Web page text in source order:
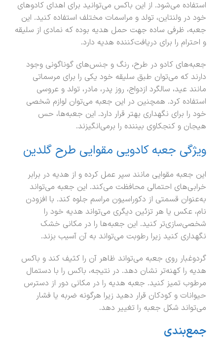
استفاده می‌شود. از این باکس می‌توانید برای اهدای کادوهای
خود در ولنتاین، تولد و مراسمات مختلف استفاده کنید. این
جعبه، ظرفی ساده جهت حمل هدیه بوده که نمادی از سلیقه
و احترام را برای دریافت‌کننده هدیه دارد.
جعبه‌های کادو در طرح، رنگ و جنس‌های گوناگونی وجود
دارند که می‌توان طبق سلیقه خود یکی را برای مرسماتی
مانند عید، سالگرد ازدواج، روز پدر، مادر، تولد و عروسی
استفاده کرد. همچنین در این جعبه می‌توان لوازم شخصی
خود را برای نگهداری بهتر قرار دارد. این جعبه‌ها، حس
هیجان و کنجکاوی بیننده را برمی‌انگیزند.
ویژگی جعبه کادویی مقوایی طرح گلدین
این جعبه مقوایی مانند سپر عمل کرده و از هدیه در برابر
خرابی‌های احتمالی محافظت می‌کند. این جعبه می‌تواند
به‌عنوان قسمتی از دکوراسیون مراسم جلوه کند. با افزودن
نام، عکس یا هر تزئین دیگری می‌تواند هدیه خود را
شخصی‌سازی‌تر کنید. این جعبه‌ها را در مکانی خشک
نگهداری کنید زیرا رطوبت می‌تواند به آن آسیب بزند.
گردوغبار روی جعبه می‌تواند ظاهر آن را کثیف کند و باکس
هدیه را کهنه‌تر نشان دهد. در نتیجه، باکس را با دستمال
مرطوب تمیز کنید. جعبه هدیه را در مکانی دور از دسترس
حیوانات و کودکان قرار دهید زیرا هرگونه ضربه یا فشار
می‌تواند شکل جعبه را تغییر دهد.
جمع‌بندی